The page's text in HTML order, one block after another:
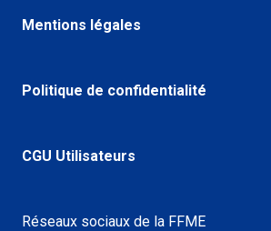
Mentions légales
Politique de confidentialité
CGU Utilisateurs
Réseaux sociaux de la FFME